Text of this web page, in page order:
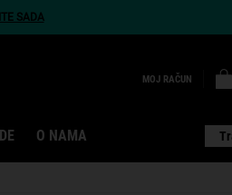
SADA
MOJ RAČUN 0
O NAMA